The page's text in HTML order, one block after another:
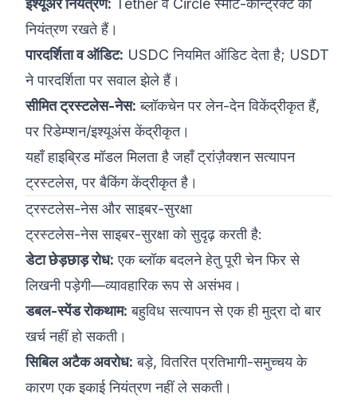
इश्यूअर नियंत्रण: Tether व Circle स्मार्ट-कॉन्ट्रैक्ट का
नियंत्रण रखते हैं।
पारदर्शिता व ऑडिट: USDC नियमित ऑडिट देता है; USDT
ने पारदर्शिता पर सवाल झेले हैं।
सीमित ट्रस्टलेस-नेस: ब्लॉकचेन पर लेन-देन विकेंद्रीकृत हैं,
पर रिडेम्प्शन/इश्यूअंस केंद्रीकृत।
यहाँ हाइब्रिड मॉडल मिलता है जहाँ ट्रांज़ैक्शन सत्यापन
ट्रस्टलेस, पर बैकिंग केंद्रीकृत है।
ट्रस्टलेस-नेस और साइबर-सुरक्षा
ट्रस्टलेस-नेस साइबर-सुरक्षा को सुदृढ़ करती है:
डेटा छेड़छाड़ रोध: एक ब्लॉक बदलने हेतु पूरी चेन फिर से
लिखनी पड़ेगी—व्यावहारिक रूप से असंभव।
डबल-स्पेंड रोकथाम: बहुविध सत्यापन से एक ही मुद्रा दो बार
खर्च नहीं हो सकती।
सिबिल अटैक अवरोध: बड़े, वितरित प्रतिभागी-समुच्चय के
कारण एक इकाई नियंत्रण नहीं ले सकती।